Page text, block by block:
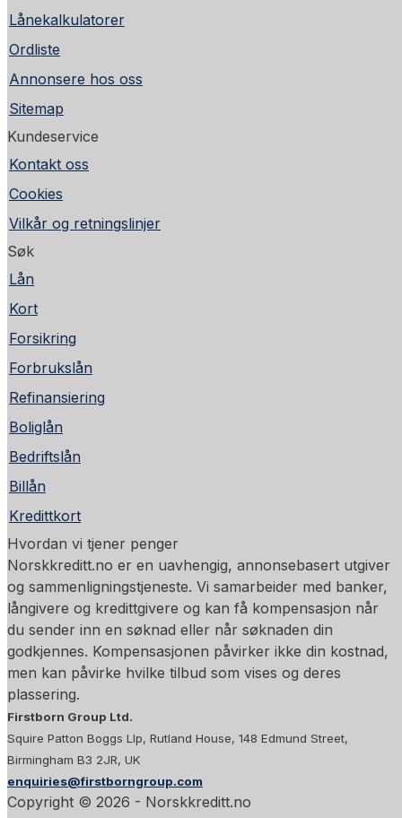
Lånekalkulatorer
Ordliste
Annonsere hos oss
Sitemap
Kundeservice
Kontakt oss
Cookies
Vilkår og retningslinjer
Søk
Lån
Kort
Forsikring
Forbrukslån
Refinansiering
Boliglån
Bedriftslån
Billån
Kredittkort
Hvordan vi tjener penger
Norskkreditt.no er en uavhengig, annonsebasert utgiver
og sammenligningstjeneste. Vi samarbeider med banker,
långivere og kredittgivere og kan få kompensasjon når
du sender inn en søknad eller når søknaden din
godkjennes. Kompensasjonen påvirker ikke din kostnad,
men kan påvirke hvilke tilbud som vises og deres
plassering.
Firstborn Group Ltd.
Squire Patton Boggs Llp, Rutland House, 148 Edmund Street,
Birmingham B3 2JR, UK
enquiries@firstborngroup.com
Copyright © 2026 - Norskkreditt.no